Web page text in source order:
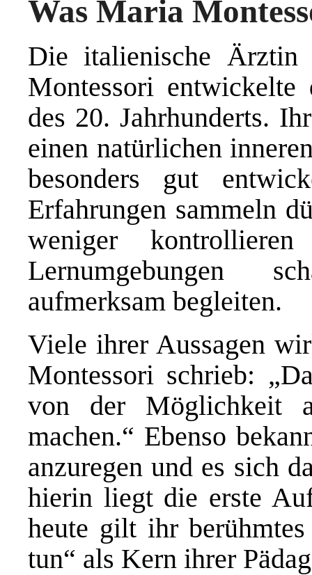
Was Maria
Die italienische Ärztin
Montessori entwickelte
des 20. Jahrhunderts.
einen natürlichen
besonders gut
Erfahrungen sammeln
weniger
Lernumgebungen
aufmerksam begleiten.
Viele ihrer Aussagen
Montessori schrieb:
von der Möglichkeit
machen.“ Ebenso
anzuregen und es sich
hierin liegt die erste
heute gilt ihr
tun“ als Kern ihrer